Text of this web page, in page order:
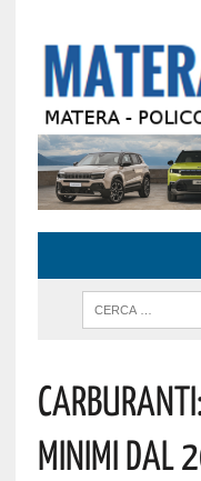
Minimi Dal